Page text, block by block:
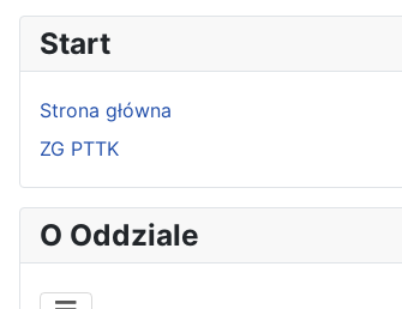
Start
Strona główna
ZG PTTK
O Oddziale